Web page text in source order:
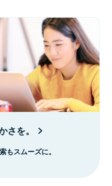
さを。
もスムーズに。